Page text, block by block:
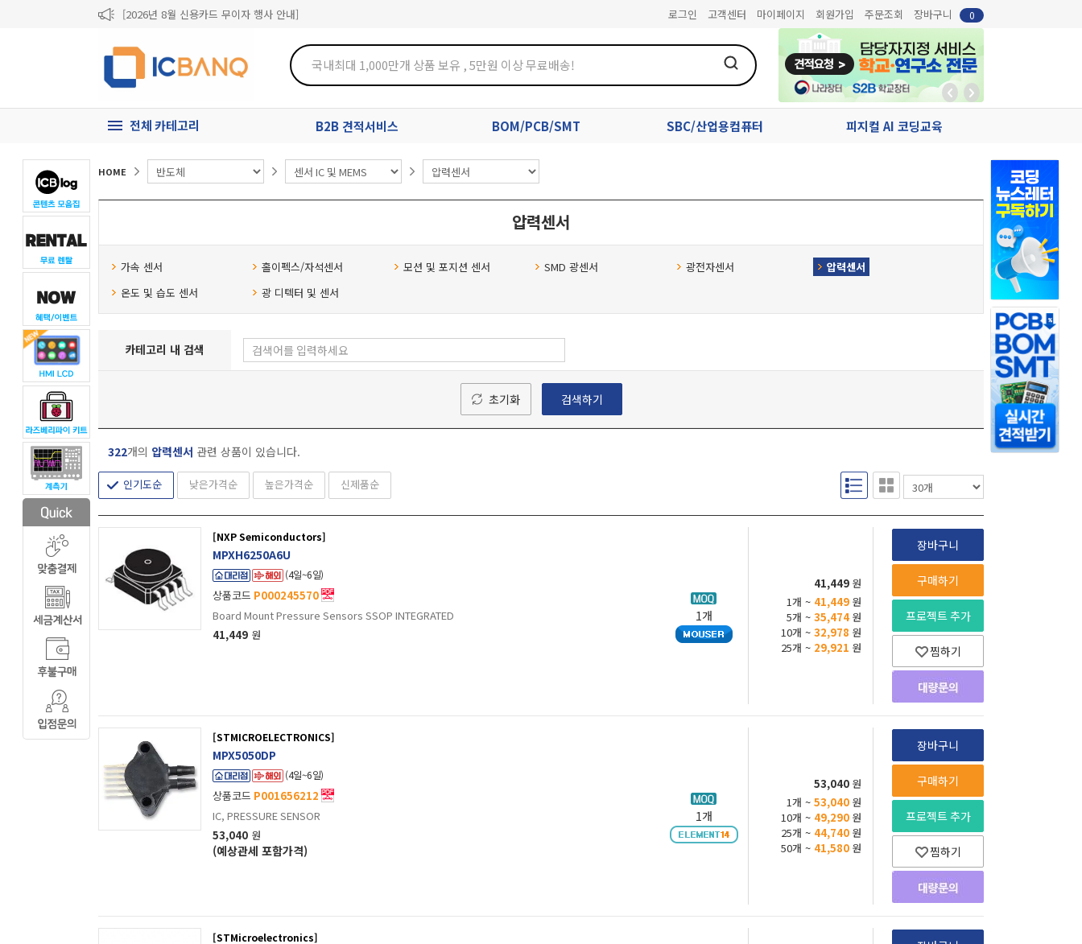
[2026년 8월 신용카드 무이자 행사 안내]
[마일리지 적립 및 사용 정책 개편 안내]
로그인 고객센터 마이페이지 회원가입 주문조회 장바구니 0
전체 카테고리 B2B 견적서비스 BOM/PCB/SMT SBC/산업용컴퓨터 피지컬 AI 코딩교육
HOME
압력센서
가속 센서 홀이펙스/자석센서 모션 및 포지션 센서 SMD 광센서 광전자센서
압력센서
온도 및 습도 센서
광 디텍터 및 센서
카테고리 내 검색
초기화 검색하기
322개의 압력센서 관련 상품이 있습니다.
인기도순 낮은가격순 높은가격순 신제품순
[NXP Semiconductors]
MPXH6250A6U
(4일~6일)
상품코드 P000245570
Board Mount Pressure Sensors SSOP INTEGRATED
41,449 원
1개
41,449 원
1개 ~ 41,449 원
5개 ~ 35,474 원
10개 ~ 32,978 원
25개 ~ 29,921 원
장바구니
구매하기
프로젝트 추가
찜하기
[STMICROELECTRONICS]
MPX5050DP
(4일~6일)
상품코드 P001656212
IC, PRESSURE SENSOR
53,040 원
(예상관세 포함가격)
1개
53,040 원
1개 ~ 53,040 원
10개 ~ 49,290 원
25개 ~ 44,740 원
50개 ~ 41,580 원
장바구니
구매하기
프로젝트 추가
찜하기
[STMicroelectronics]